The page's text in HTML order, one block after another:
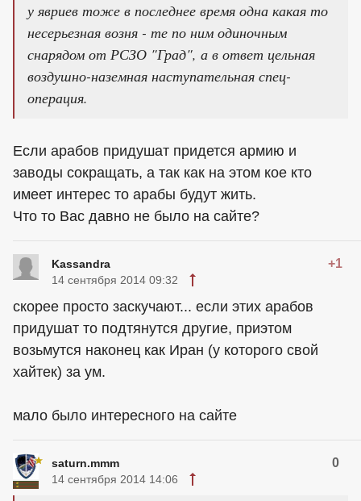
у явриев тоже в последнее время одна какая то
несерьезная возня - те по ним одиночным
снарядом от РСЗО "Град", а в ответ цельная
воздушно-наземная наступательная спец-
операция.
Если арабов придушат придется армию и
заводы сокращать, а так как на этом кое кто
имеет интерес то арабы будут жить.
Что то Вас давно не было на сайте?
Kassandra +1
14 сентября 2014 09:32
скорее просто заскучают... если этих арабов
придушат то подтянутся другие, приэтом
возьмутся наконец как Иран (у которого свой
хайтек) за ум.
мало было интересного на сайте
saturn.mmm 0
14 сентября 2014 14:06